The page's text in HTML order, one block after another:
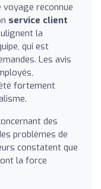
voyage reconnue
service client
la
qui est
Les avis
fortement
des
problèmes de
constatent que
la force